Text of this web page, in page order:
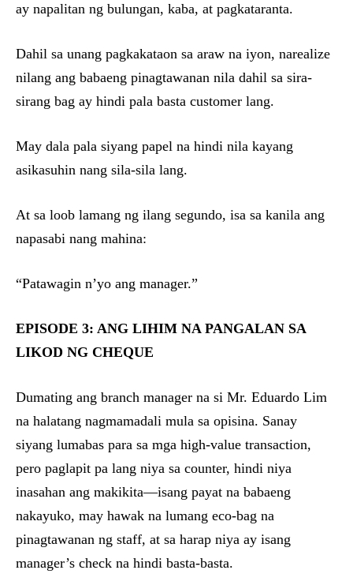
ay napalitan ng bulungan, kaba, at pagkataranta.
Dahil sa unang pagkakataon sa araw na iyon, narealize
nilang ang babaeng pinagtawanan nila dahil sa sira-
sirang bag ay hindi pala basta customer lang.
May dala pala siyang papel na hindi nila kayang
asikasuhin nang sila-sila lang.
At sa loob lamang ng ilang segundo, isa sa kanila ang
napasabi nang mahina:
“Patawagin n’yo ang manager.”
EPISODE 3: ANG LIHIM NA PANGALAN SA
LIKOD NG CHEQUE
Dumating ang branch manager na si Mr. Eduardo Lim
na halatang nagmamadali mula sa opisina. Sanay
siyang lumabas para sa mga high-value transaction,
pero paglapit pa lang niya sa counter, hindi niya
inasahan ang makikita—isang payat na babaeng
nakayuko, may hawak na lumang eco-bag na
pinagtawanan ng staff, at sa harap niya ay isang
manager’s check na hindi basta-basta.